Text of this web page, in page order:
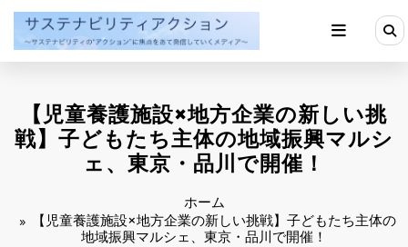
ン
【児童養護施設×地方企業の新しい挑
戦】子どもたち主体の地域振興マルシ
ェ、東京・品川で開催！
ホーム
【児童養護施設×地方企業の新しい挑戦】子どもたち主体の
地域振興マルシェ、東京・品川で開催！